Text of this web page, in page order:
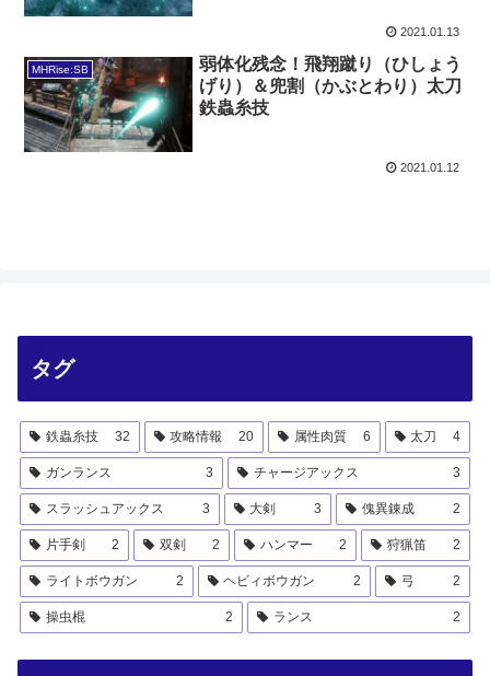
2021.01.13
MHRise:SB
弱体化残念！飛翔蹴り（ひしょう
げり）＆兜割（かぶとわり）太刀
鉄蟲糸技
2021.01.12
タグ
鉄蟲糸技 32 攻略情報 20 属性肉質 6 太刀 4
ガンランス 3 チャージアックス 3
スラッシュアックス 3 大剣 3 傀異錬成 2
片手剣 2 双剣 2 ハンマー 2 狩猟笛 2
ライトボウガン 2 ヘビィボウガン 2 弓 2
操虫棍 2 ランス 2